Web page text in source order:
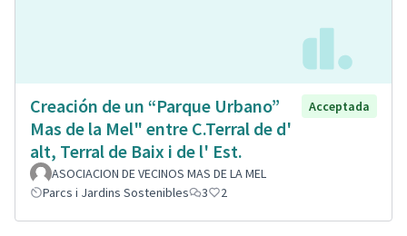
Creación de un “Parque Urbano”
Mas de la Mel" entre C.Terral de d'
alt, Terral de Baix i de l' Est.
Acceptada
ASOCIACION DE VECINOS MAS DE LA MEL
Parcs i Jardins Sostenibles
3 2